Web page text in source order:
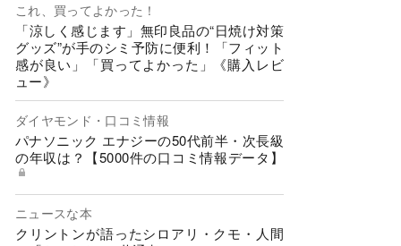
これ、買ってよかった！
「涼しく感じます」無印良品の“日焼け対策
グッズ”が手のシミ予防に便利！「フィット
感が良い」「買ってよかった」《購入レビ
ュー》
ダイヤモンド・口コミ情報
パナソニック エナジーの50代前半・次長級
の年収は？【5000件の口コミ情報データ】
ニュースな本
クリントンが語ったシロアリ・クモ・人間